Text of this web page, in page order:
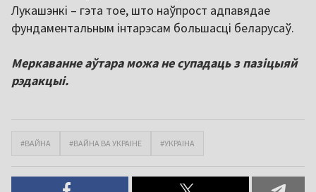
Лукашэнкі – гэта тое, што наўпрост адпавядае
фундаментальным інтарэсам большасці беларусаў.
Меркаванне аўтара можа не супадаць з пазіцыяй
рэдакцыі.
#ВАЙНА #ВАЙНА ВА УКРАІНЕ #УКРАІНА